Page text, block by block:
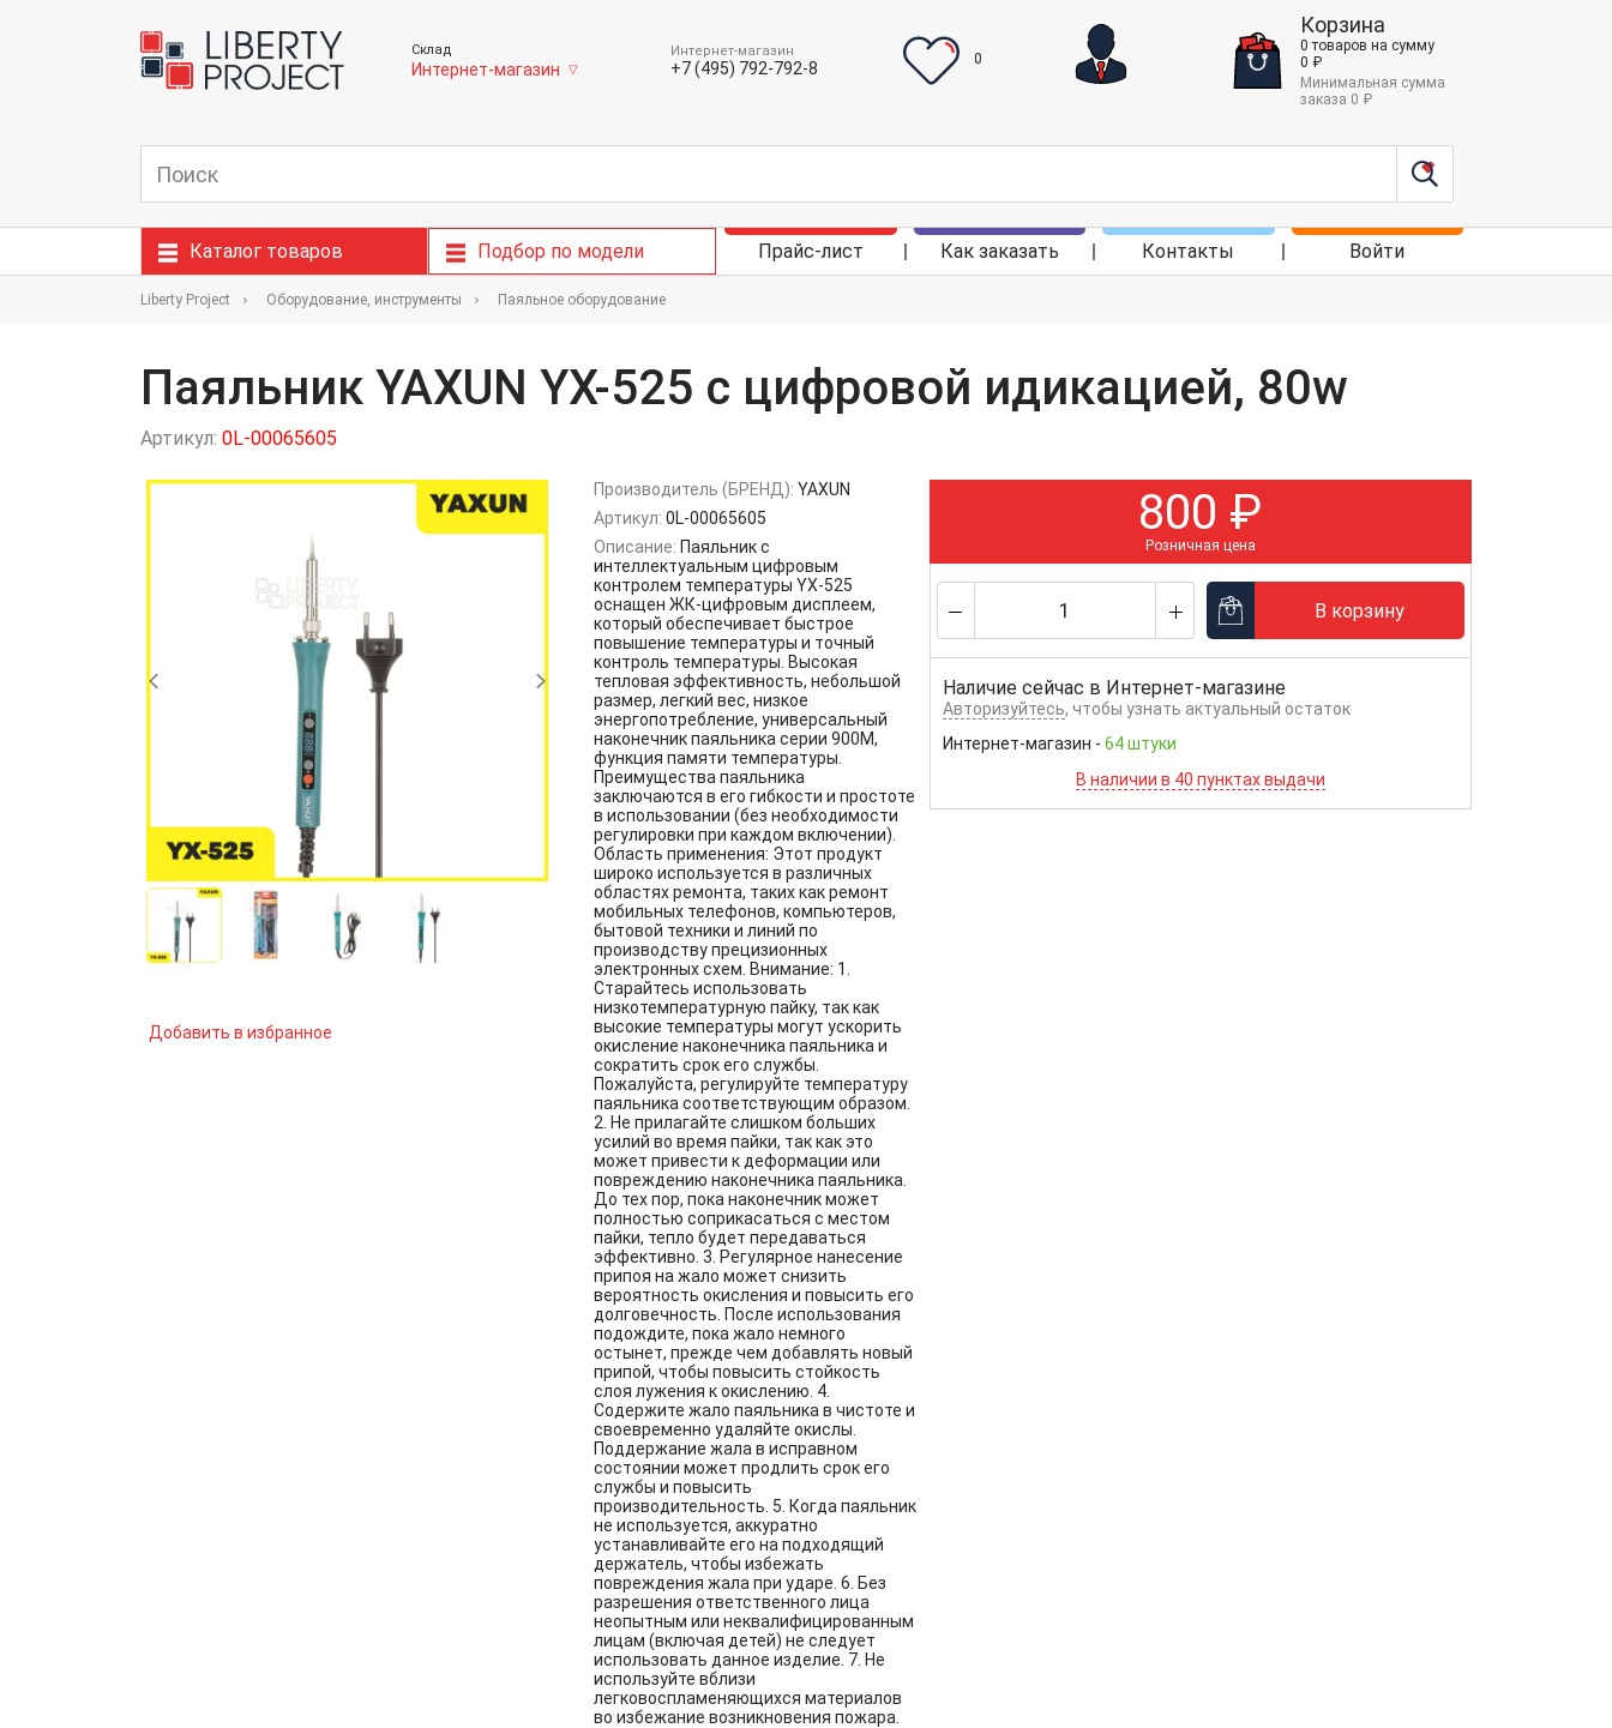
Склад
Интернет-магазин ▽
Интернет-магазин
+7 (495) 792-792-8
0
Корзина
0 товаров на сумму
0 ₽
Минимальная сумма
заказа 0 ₽
Каталог товаров Подбор по модели Прайс-лист Как заказать Контакты Войти
Liberty Project Оборудование, инструменты Паяльное оборудование
Паяльник YAXUN YX-525 с цифровой идикацией, 80w
Артикул: 0L-00065605
Добавить в избранное
Производитель (БРЕНД): YAXUN
Артикул: 0L-00065605
Описание: Паяльник с
интеллектуальным цифровым
контролем температуры YX-525
оснащен ЖК-цифровым дисплеем,
который обеспечивает быстрое
повышение температуры и точный
контроль температуры. Высокая
тепловая эффективность, небольшой
размер, легкий вес, низкое
энергопотребление, универсальный
наконечник паяльника серии 900M,
функция памяти температуры.
Преимущества паяльника
заключаются в его гибкости и простоте
в использовании (без необходимости
регулировки при каждом включении).
Область применения: Этот продукт
широко используется в различных
областях ремонта, таких как ремонт
мобильных телефонов, компьютеров,
бытовой техники и линий по
производству прецизионных
электронных схем. Внимание: 1.
Старайтесь использовать
низкотемпературную пайку, так как
высокие температуры могут ускорить
окисление наконечника паяльника и
сократить срок его службы.
Пожалуйста, регулируйте температуру
паяльника соответствующим образом.
2. Не прилагайте слишком больших
усилий во время пайки, так как это
может привести к деформации или
повреждению наконечника паяльника.
До тех пор, пока наконечник может
полностью соприкасаться с местом
пайки, тепло будет передаваться
эффективно. 3. Регулярное нанесение
припоя на жало может снизить
вероятность окисления и повысить его
долговечность. После использования
подождите, пока жало немного
остынет, прежде чем добавлять новый
припой, чтобы повысить стойкость
слоя лужения к окислению. 4.
Содержите жало паяльника в чистоте и
своевременно удаляйте окислы.
Поддержание жала в исправном
состоянии может продлить срок его
службы и повысить
производительность. 5. Когда паяльник
не используется, аккуратно
устанавливайте его на подходящий
держатель, чтобы избежать
повреждения жала при ударе. 6. Без
разрешения ответственного лица
неопытным или неквалифицированным
лицам (включая детей) не следует
использовать данное изделие. 7. Не
используйте вблизи
легковоспламеняющихся материалов
во избежание возникновения пожара.
800 ₽
Розничная цена
В корзину
Наличие сейчас в Интернет-магазине
Авторизуйтесь, чтобы узнать актуальный остаток
Интернет-магазин - 64 штуки
В наличии в 40 пунктах выдачи